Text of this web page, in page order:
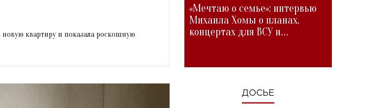
квартиру и показала роскошную
«Мечтаю о семье»: интервью
Михаила Хомы о планах,
концертах для ВСУ и
ДОСЬЕ